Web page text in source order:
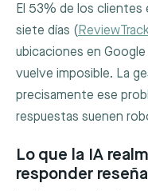
El 53% de los clientes
siete días (
ubicaciones en
vuelve imposible. La
precisamente ese
respuestas suenen
Lo que la IA
responder